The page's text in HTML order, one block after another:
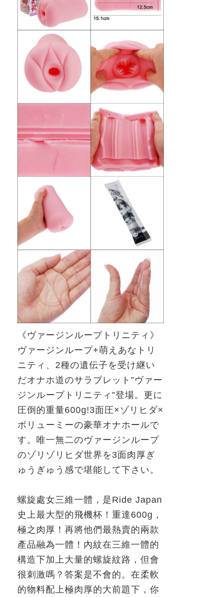
《ヴァージンループトリニティ》
ヴァージンループ+萌えあなトリ
ニティ、 2種の遺伝子を受け継い
だオナホ道のサラブレット”ヴァー
ジンループトリニティ”登場。 更に
圧倒的重量600g!3面圧×ゾリヒダ×
ボリューミーの豪華オナホールで
す。 唯一無二のヴァージンループ
のゾリゾリヒダ世界を 3面肉厚ぎ
ゅうぎゅう感で堪能して下さい。
螺旋處女三維一體，是Ride Japan
史上最大型的飛機杯！重達 600g ，
極之肉厚！再將他們最熱賣的兩款
產品融為一體！內紋在三維一體的
構造下加上大量的螺旋紋路，但會
很刺激嗎？答案是不會的。在柔軟
的物料配上極肉厚的大前題下，你